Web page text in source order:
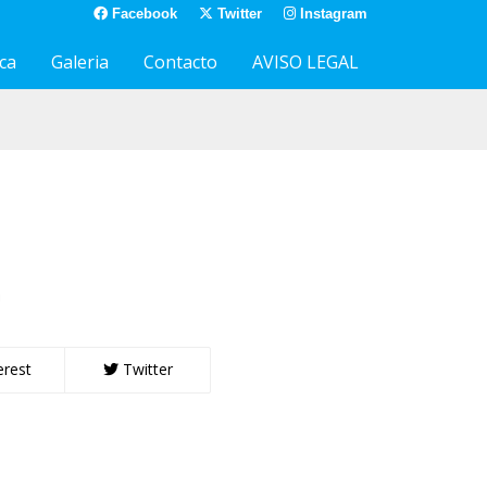
Facebook Twitter Instagram
Galeria Contacto AVISO LEGAL
Twitter